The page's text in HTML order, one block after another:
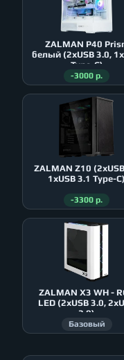
ZALMAN P40
белый (2xUSB 3.0,
Type-C)
-3000 р.
ZALMAN Z10
1xUSB 3.1 Type-C)
-3300 р.
ZALMAN X3 WH -
LED (2xUSB 3.0,
2.0)
Базовый